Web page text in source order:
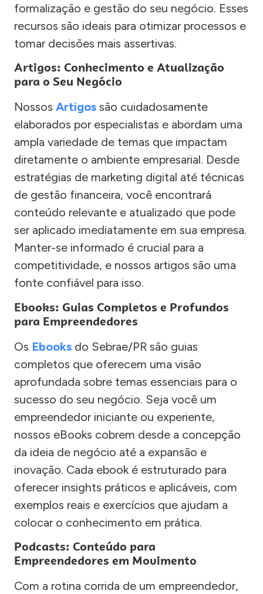
formalização e gestão do seu negócio. Esses
recursos são ideais para otimizar processos e
tomar decisões mais assertivas.
Artigos: Conhecimento e Atualização
para o Seu Negócio
Nossos Artigos são cuidadosamente
elaborados por especialistas e abordam uma
ampla variedade de temas que impactam
diretamente o ambiente empresarial. Desde
estratégias de marketing digital até técnicas
de gestão financeira, você encontrará
conteúdo relevante e atualizado que pode
ser aplicado imediatamente em sua empresa.
Manter-se informado é crucial para a
competitividade, e nossos artigos são uma
fonte confiável para isso.
Ebooks: Guias Completos e Profundos
para Empreendedores
Os Ebooks do Sebrae/PR são guias
completos que oferecem uma visão
aprofundada sobre temas essenciais para o
sucesso do seu negócio. Seja você um
empreendedor iniciante ou experiente,
nossos eBooks cobrem desde a concepção
da ideia de negócio até a expansão e
inovação. Cada ebook é estruturado para
oferecer insights práticos e aplicáveis, com
exemplos reais e exercícios que ajudam a
colocar o conhecimento em prática.
Podcasts: Conteúdo para
Empreendedores em Movimento
Com a rotina corrida de um empreendedor,